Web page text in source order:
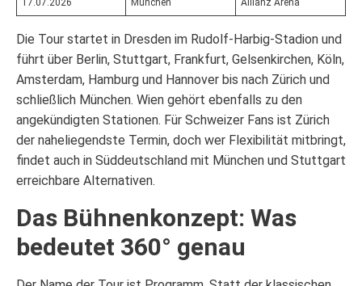
17.07.2026 München Allianz Arena
Die Tour startet in Dresden im Rudolf-Harbig-Stadion und
führt über Berlin, Stuttgart, Frankfurt, Gelsenkirchen, Köln,
Amsterdam, Hamburg und Hannover bis nach Zürich und
schließlich München. Wien gehört ebenfalls zu den
angekündigten Stationen. Für Schweizer Fans ist Zürich
der naheliegendste Termin, doch wer Flexibilität mitbringt,
findet auch in Süddeutschland mit München und Stuttgart
erreichbare Alternativen.
Das Bühnenkonzept: Was
bedeutet 360° genau